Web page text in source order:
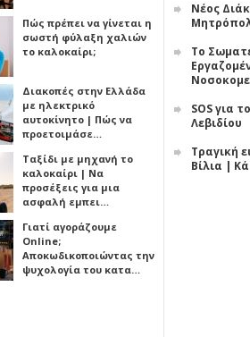
Πώς πρέπει να γίνεται η
σωστή φύλαξη χαλιών
το καλοκαίρι;
Διακοπές στην Ελλάδα
με ηλεκτρικό
αυτοκίνητο | Πώς να
προετοιμάσε…
Ταξίδι με μηχανή το
καλοκαίρι | Να
προσέξεις για μια
ασφαλή εμπει…
Γιατί αγοράζουμε
Online;
Αποκωδικοποιώντας την
ψυχολογία του κατα…
Νέος
Το
SOS για
Λεβιδίου
Τραγική
Βίλια |